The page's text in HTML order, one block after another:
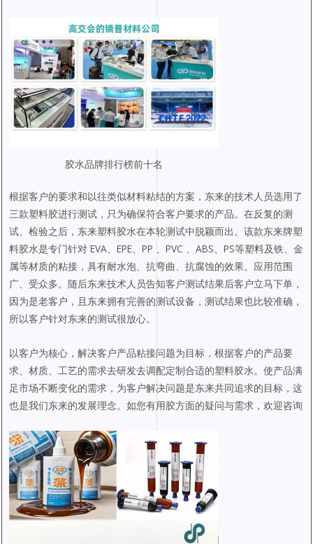
胶水品牌排行榜前十名
根据客户的要求和以往类似材料粘结的方案，东来的技术人员选用了
三款塑料胶进行测试，只为确保符合客户要求的产品。在反复的测
试、检验之后，东来塑料胶水在本轮测试中脱颖而出。该款东来牌塑
料胶水是专门针对 EVA、EPE、PP 、PVC 、ABS、PS等塑料及铁、金
属等材质的粘接，具有耐水泡、抗弯曲、抗腐蚀的效果。应用范围
广、受众多。随后东来技术人员告知客户测试结果后客户立马下单，
因为是老客户，且东来拥有完善的测试设备，测试结果也比较准确，
所以客户针对东来的测试很放心。
以客户为核心，解决客户产品粘接问题为目标，根据客户的产品要
求、材质、工艺的需求去研发去调配定制合适的塑料胶水。使产品满
足市场不断变化的需求，为客户解决问题是东来共同追求的目标，这
也是我们东来的发展理念。如您有用胶方面的疑问与需求，欢迎咨询